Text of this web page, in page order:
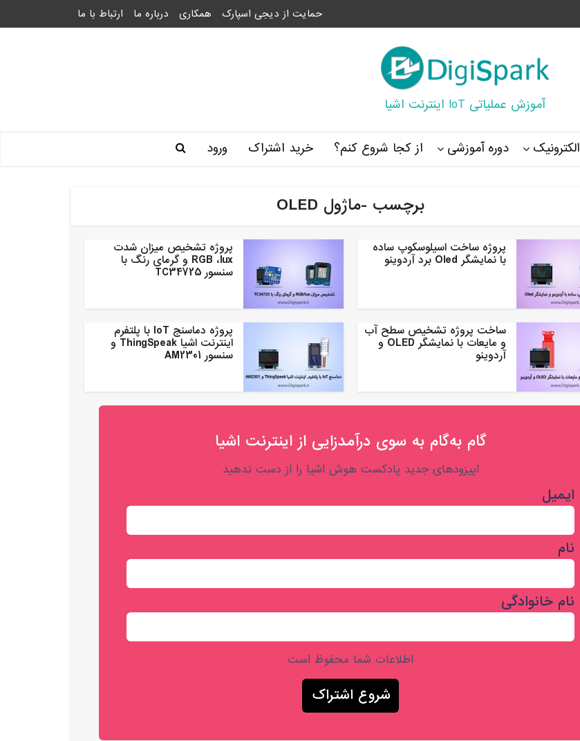
حمایت از دیجی اسپارک همکاری درباره ما ارتباط با ما
آموزش عملیاتی IoT اینترنت اشیا
الکترونیک دوره آموزشی از کجا شروع کنم؟ خرید اشتراک ورود
برچسب -ماژول OLED
پروژه ساخت اسیلوسکوپ ساده
با نمایشگر Oled برد آردوینو
پروژه تشخیص میزان شدت
RGB ،lux و گرمای رنگ با
سنسور TC34725
ساخت پروژه تشخیص سطح آب
و مایعات با نمایشگر OLED و
آردوینو
پروژه دماسنج IoT با پلتفرم
اینترنت اشیا ThingSpeak و
سنسور AM2301
گام به‌گام به‌ سوی درآمدزایی از اینترنت اشیا
اپیزودهای جدید پادکست هوش اشیا را از دست ندهید
ایمیل
نام
نام خانوادگی
اطلاعات شما محفوظ است